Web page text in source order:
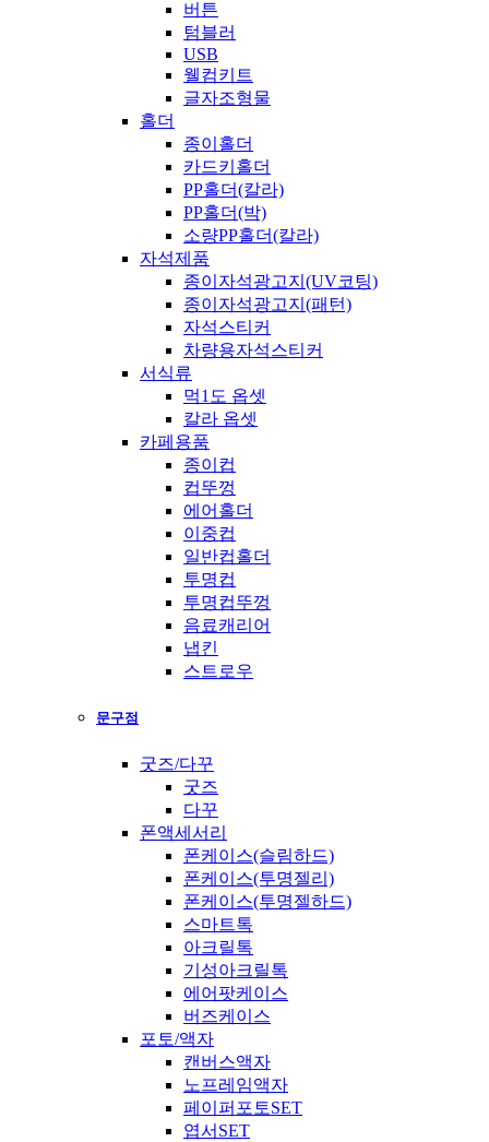
버튼
텀블러
USB
웰컴키트
글자조형물
홀더
종이홀더
카드키홀더
PP홀더(칼라)
PP홀더(박)
소량PP홀더(칼라)
자석제품
종이자석광고지(UV코팅)
종이자석광고지(패턴)
자석스티커
차량용자석스티커
서식류
먹1도 옵셋
칼라 옵셋
카페용품
종이컵
컵뚜껑
에어홀더
이중컵
일반컵홀더
투명컵
투명컵뚜껑
음료캐리어
냅킨
스트로우
문구점
굿즈/다꾸
굿즈
다꾸
폰액세서리
폰케이스(슬림하드)
폰케이스(투명젤리)
폰케이스(투명젤하드)
스마트톡
아크릴톡
기성아크릴톡
에어팟케이스
버즈케이스
포토/액자
캔버스액자
노프레임액자
페이퍼포토SET
엽서SET